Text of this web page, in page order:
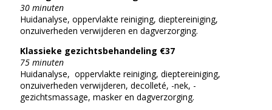
30 minuten
Huidanalyse, oppervlakte reiniging, dieptereiniging,
onzuiverheden verwijderen en dagverzorging.
Klassieke gezichtsbehandeling €37
75 minuten
Huidanalyse, oppervlakte reiniging, dieptereiniging,
onzuiverheden verwijderen, decolleté, -nek, -
gezichtsmassage, masker en dagverzorging.